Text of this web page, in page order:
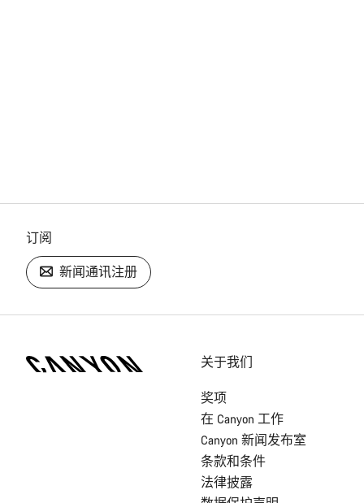
订阅
新闻通讯注册
关于我们
奖项
在 Canyon 工作
Canyon 新闻发布室
条款和条件
法律披露